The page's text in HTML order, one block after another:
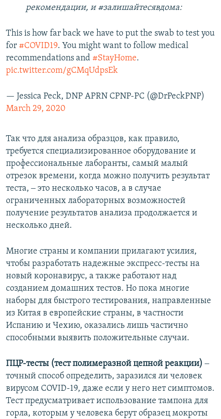
рекомендации, и #залишайтесявдома:
This is how far back we have to put the swab to test you
for #COVID19. You might want to follow medical
recommendations and #StayHome.
pic.twitter.com/gCMqUdpsEk
— Jessica Peck, DNP APRN CPNP-PC (@DrPeckPNP)
March 29, 2020
Так что для анализа образцов, как правило,
требуется специализированное оборудование и
профессиональные лаборанты, самый малый
отрезок времени, когда можно получить результат
теста, ‒ это несколько часов, а в случае
ограниченных лабораторных возможностей
получение результатов анализа продолжается и
несколько дней.
Многие страны и компании прилагают усилия,
чтобы разработать надежные экспресс-тесты на
новый коронавирус, а также работают над
созданием домашних тестов. Но пока многие
наборы для быстрого тестирования, направленные
из Китая в европейские страны, в частности
Испанию и Чехию, оказались лишь частично
способными выявить положительные случаи.
ПЦР-тесты (тест полимеразной цепной реакции) ‒
точный способ определить, заразился ли человек
вирусом COVID-19, даже если у него нет симптомов.
Тест предусматривает использование тампона для
горла, которым у человека берут образец мокроты